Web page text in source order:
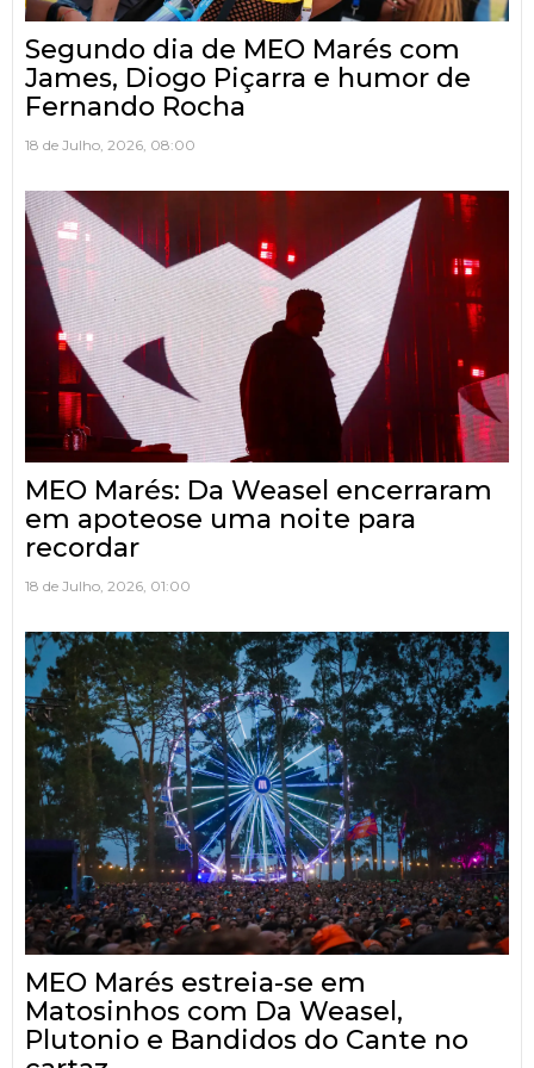
Segundo dia de MEO Marés com
James, Diogo Piçarra e humor de
Fernando Rocha
18 de Julho, 2026, 08:00
MEO Marés: Da Weasel encerraram
em apoteose uma noite para
recordar
18 de Julho, 2026, 01:00
MEO Marés estreia-se em
Matosinhos com Da Weasel,
Plutonio e Bandidos do Cante no